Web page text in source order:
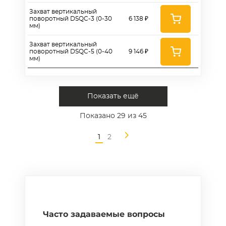
Захват вертикальный
поворотный DSQC-3 (0-30
мм)
Захват вертикальный
поворотный DSQC-5 (0-40
мм)
6 138 ₽
9 146 ₽
Показать ещё
Показано 29 из 45
2
Часто задаваемые вопросы